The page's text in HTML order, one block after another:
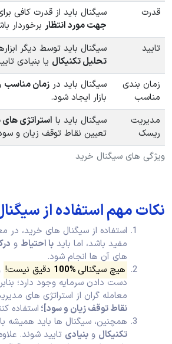
ویژگی های سیگنال خرید
قدرت
سیگنال باید از قدرت کافی
جهت مورد انتظار برخوردار
تایید
سیگنال باید توسط دیگر
تحلیل تکنیکال یا بنیادی
زمان بندی
مناسب
سیگنال باید در زمان مناسب
بازار ایجاد شود.
مدیریت
ریسک
سیگنال باید با استراتژی
تعیین نقاط توقف زیان و
نکات مهم استفاده از
استفاده از سیگنال های خرید، در
مفید باشد، اما باید با احتیاط و
های آن ها انجام شود.
هیچ سیگنالی%100 دقیق نیست!
دست دادن سرمایه وجود دارد؛
معامله گران از استراتژی های
نقاط توقف زیان و سود]؛ استفاده
همچنین، سیگنال ها باید همیشه با
تکنیکال و بنیادی تایید شوند.